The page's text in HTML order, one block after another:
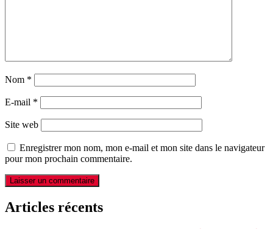
Nom *
E-mail *
Site web
Enregistrer mon nom, mon e-mail et mon site dans le navigateur
pour mon prochain commentaire.
Articles récents